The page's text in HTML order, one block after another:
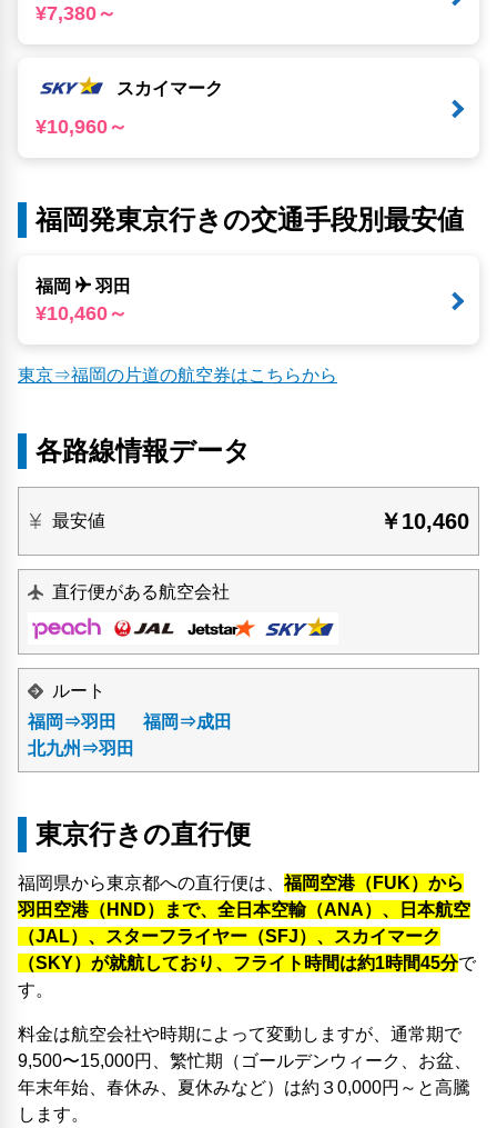
¥7,380～
スカイマーク
¥10,960～
福岡発東京行きの交通手段別最安値
福岡 羽田
¥10,460～
東京⇒福岡の片道の航空券はこちらから
各路線情報データ
最安値 ￥10,460
直行便がある航空会社
ルート
福岡⇒羽田
福岡⇒成田
北九州⇒羽田
東京行きの直行便
福岡県から東京都への直行便は、福岡空港（FUK）から
羽田空港（HND）まで、全日本空輸（ANA）、日本航空
（JAL）、スターフライヤー（SFJ）、スカイマーク
（SKY）が就航しており、フライト時間は約1時間45分で
す。
料金は航空会社や時期によって変動しますが、通常期で
9,500〜15,000円、繁忙期（ゴールデンウィーク、お盆、
年末年始、春休み、夏休みなど）は約３0,000円～と高騰
します。